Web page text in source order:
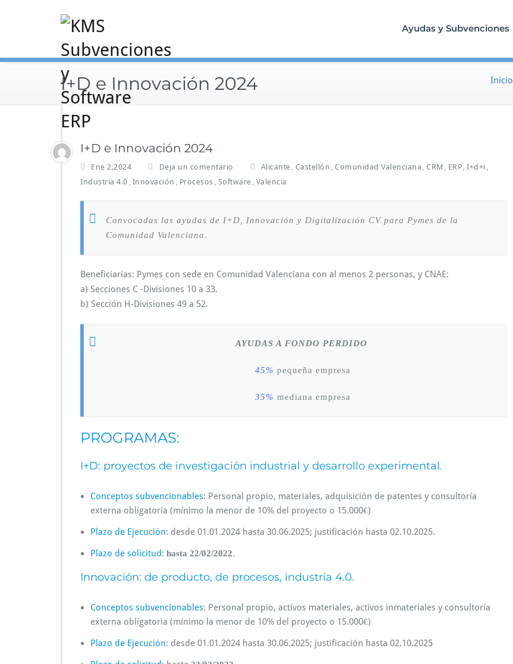
Ayudas y Subvenciones
I+D e Innovación 2024 Inicio
I+D e Innovación 2024
Ene 2,2024 Deja un comentario Alicante Castellón Comunidad Valenciana CRM ERP I+d+i
Industria 4.0 Innovación Procesos Software Valencia
Convocadas las ayudas de I+D, Innovación y Digitalización CV para Pymes de la
Comunidad Valenciana.
Beneficiarias: Pymes con sede en Comunidad Valenciana con al menos 2 personas, y CNAE:
a) Secciones C -Divisiones 10 a 33.
b) Sección H-Divisiones 49 a 52.
AYUDAS A FONDO PERDIDO
45% pequeña empresa
35% mediana empresa
PROGRAMAS:
I+D: proyectos de investigación industrial y desarrollo experimental.
Conceptos subvencionables: Personal propio, materiales, adquisición de patentes y consultoría
externa obligatoria (mínimo la menor de 10% del proyecto o 15.000€)
Plazo de Ejecución: desde 01.01.2024 hasta 30.06.2025; justificación hasta 02.10.2025.
Plazo de solicitud: hasta 22/02/2022.
Innovación: de producto, de procesos, industria 4.0.
Conceptos subvencionables: Personal propio, activos materiales, activos inmateriales y consultoría
externa obligatoria (mínimo la menor de 10% del proyecto o 15.000€)
Plazo de Ejecución: desde 01.01.2024 hasta 30.06.2025; justificación hasta 02.10.2025